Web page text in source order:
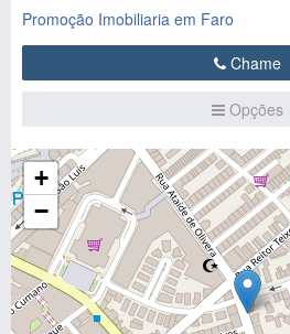
Promoção Imobiliaria em Faro
Chame
Opções
+
−